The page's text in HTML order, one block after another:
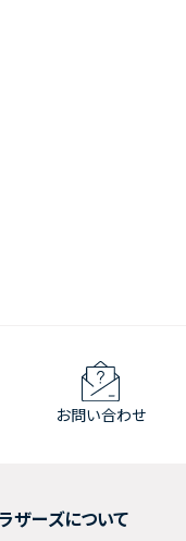
お問い合わせ
ザーズについて